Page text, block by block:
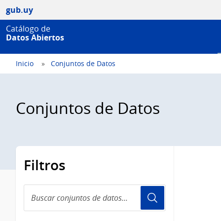
gub.uy
Catálogo de
Datos Abiertos
Inicio Conjuntos de Datos
Conjuntos de Datos
Filtros
conjuntos
de